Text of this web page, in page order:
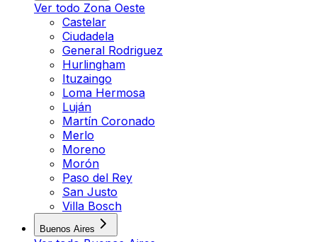
Ver todo Zona Oeste
Castelar
Ciudadela
General Rodriguez
Hurlingham
Ituzaingo
Loma Hermosa
Luján
Martín Coronado
Merlo
Moreno
Morón
Paso del Rey
San Justo
Villa Bosch
Buenos Aires